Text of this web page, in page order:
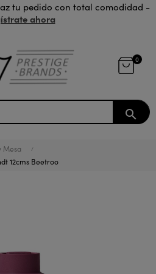
tu pedido con total comodidad -
ahora
0
search
Mesa
12cms Beetroo